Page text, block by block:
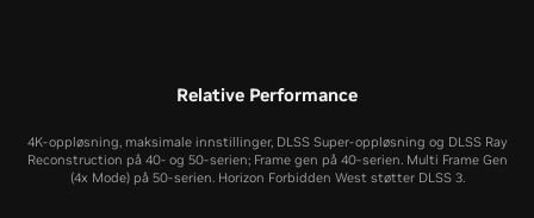
Relative Performance
4K-oppløsning, maksimale innstillinger, DLSS Super-oppløsning og DLSS Ray
Reconstruction på 40- og 50-serien; Frame gen på 40-serien. Multi Frame Gen
(4x Mode) på 50-serien. Horizon Forbidden West støtter DLSS 3.